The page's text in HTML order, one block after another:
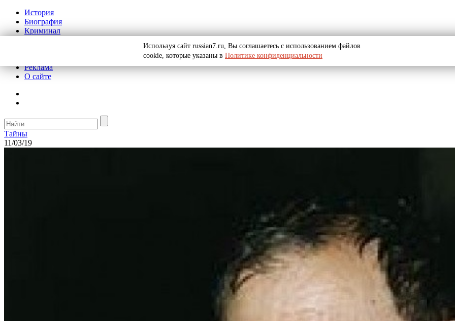
История
Биография
Криминал
Реклама
О сайте
Тайны
11/03/19
Используя сайт russian7.ru, Вы соглашаетесь с использованием файлов
cookie, которые указаны в Политике конфиденциальности